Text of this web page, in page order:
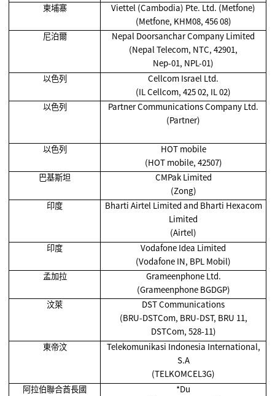
柬埔寨
Viettel (Cambodia) Pte. Ltd. (Metfone)
(Metfone, KHM08, 456 08)
尼泊爾
Nepal Doorsanchar Company Limited
(Nepal Telecom, NTC, 42901,
Nep-01, NPL-01)
以色列
Cellcom Israel Ltd.
(IL Cellcom, 425 02, IL 02)
以色列
Partner Communications Company Ltd.
(Partner)
以色列
HOT mobile
(HOT mobile, 42507)
巴基斯坦
CMPak Limited
(Zong)
印度
Bharti Airtel Limited and Bharti Hexacom
Limited
(Airtel)
印度
Vodafone Idea Limited
(Vodafone IN, BPL Mobil)
孟加拉
Grameenphone Ltd.
(Grameenphone BGDGP)
汶萊
DST Communications
(BRU-DSTCom, BRU-DST, BRU 11,
DSTCom, 528-11)
東帝汶
Telekomunikasi Indonesia International,
S.A
(TELKOMCEL3G)
阿拉伯聯合酋長國
*Du